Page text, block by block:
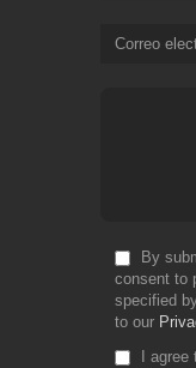
Correo
By
consent to
specified
to our
I